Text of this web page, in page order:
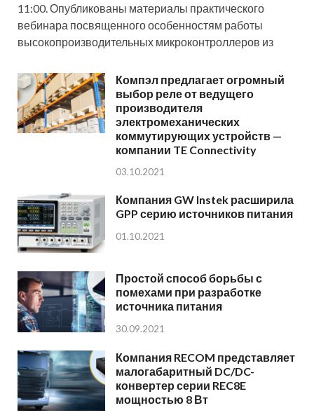
11:00. Опубликованы материалы практического
вебинара посвященного особенностям работы
высокопроизводительных микроконтроллеров из
Компэл предлагает огромный
выбор реле от ведущего
производителя
электромеханических
коммутирующих устройств —
компании TE Connectivity
03.10.2021
Компания GW Instek расширила
GPP серию источников питания
01.10.2021
Простой способ борьбы с
помехами при разработке
источника питания
30.09.2021
Компания RECOM представляет
малогабаритный DC/DC-
конвертер серии REC8E
мощностью 8 Вт